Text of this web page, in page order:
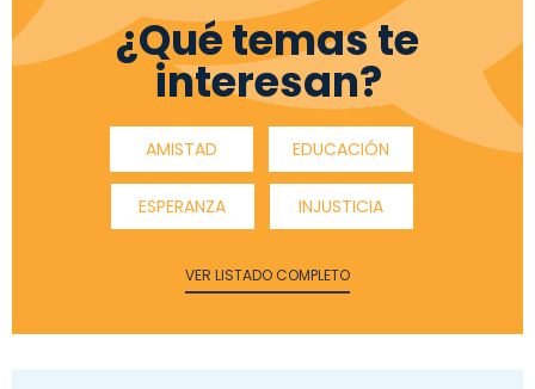
¿Qué temas te
interesan?
AMISTAD EDUCACIÓN
ESPERANZA INJUSTICIA
VER LISTADO COMPLETO